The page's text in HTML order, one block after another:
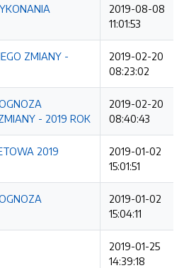
2019-08-08
11:01:53
ZMIANY -
2019-02-20
08:23:02
- 2019 ROK
2019-02-20
08:40:43
2019
2019-01-02
15:01:51
2019-01-02
15:04:11
2019-01-25
14:39:18